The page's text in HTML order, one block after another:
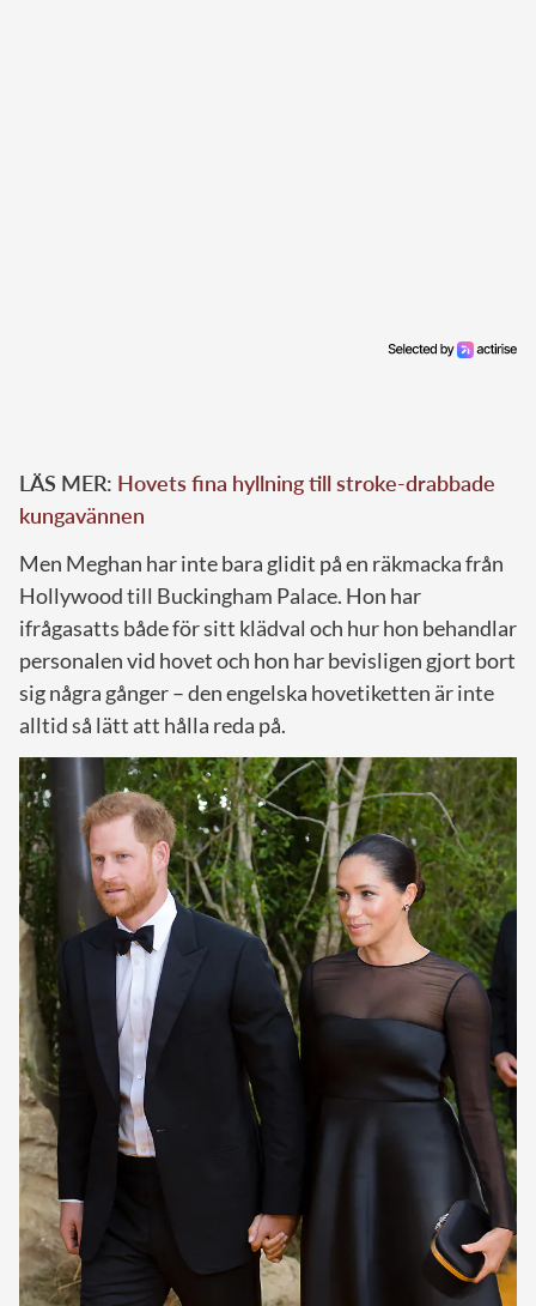
LÄS MER: Hovets fina hyllning till stroke-drabbade
kungavännen
Men Meghan har inte bara glidit på en räkmacka från
Hollywood till Buckingham Palace. Hon har
ifrågasatts både för sitt klädval och hur hon behandlar
personalen vid hovet och hon har bevisligen gjort bort
sig några gånger – den engelska hovetiketten är inte
alltid så lätt att hålla reda på.